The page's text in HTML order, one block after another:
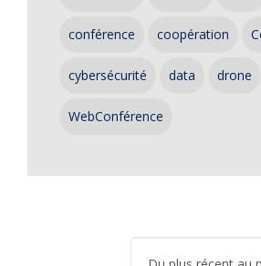
conférence coopération
cybersécurité data drone
WebConférence